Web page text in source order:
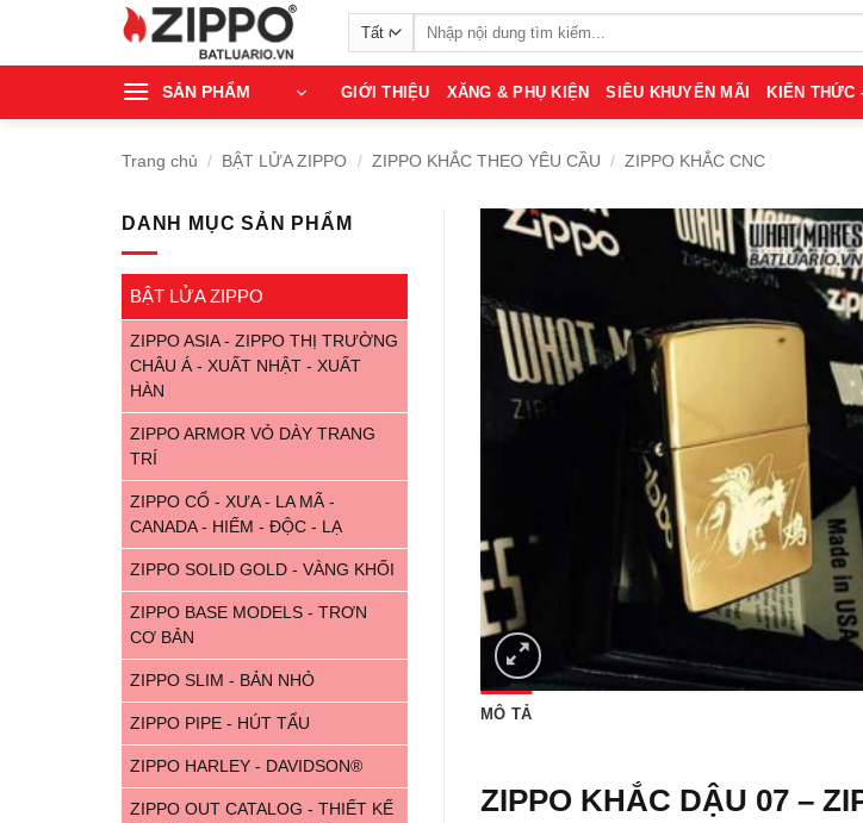
Tìm
kiếm:
SẢN PHẨM GIỚI THIỆU XĂNG & PHỤ KIỆN SIÊU KHUYẾN MÃI KIẾN THỨC
Trang chủ / BẬT LỬA ZIPPO / ZIPPO KHẮC THEO YÊU CẦU / ZIPPO KHẮC CNC
DANH MỤC SẢN PHẨM
BẬT LỬA ZIPPO
ZIPPO ASIA - ZIPPO THỊ TRƯỜNG
CHÂU Á - XUẤT NHẬT - XUẤT
HÀN
ZIPPO ARMOR VỎ DÀY TRANG
TRÍ
ZIPPO CỔ - XƯA - LA MÃ -
CANADA - HIẾM - ĐỘC - LẠ
ZIPPO SOLID GOLD - VÀNG KHỐI
ZIPPO BASE MODELS - TRƠN
CƠ BẢN
ZIPPO SLIM - BẢN NHỎ
ZIPPO PIPE - HÚT TẨU
ZIPPO HARLEY - DAVIDSON®
ZIPPO OUT CATALOG - THIẾT KẾ
MÔ TẢ
ZIPPO KHẮC DẬU 07 –